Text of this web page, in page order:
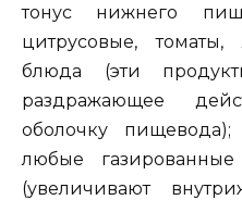
тонус нижнего
цитрусовые,
блюда (эти
раздражающее
оболочку
любые
(увеличивают